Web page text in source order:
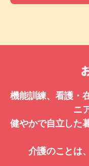
機能訓練、看護・
ニ
健やかで自立した
介護のことは